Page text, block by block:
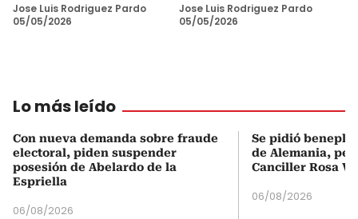
Jose Luis Rodriguez Pardo
05/05/2026
Jose Luis Rodriguez Pardo
05/05/2026
Lo más leído
Con nueva demanda sobre fraude
electoral, piden suspender
posesión de Abelardo de la
Espriella
06/08/2026
Se pidió
de Alemania,
Canciller Rosa
06/08/2026